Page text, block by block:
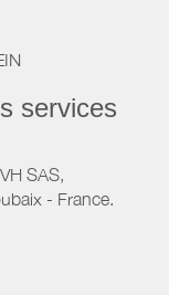
services
SAS,
- France.